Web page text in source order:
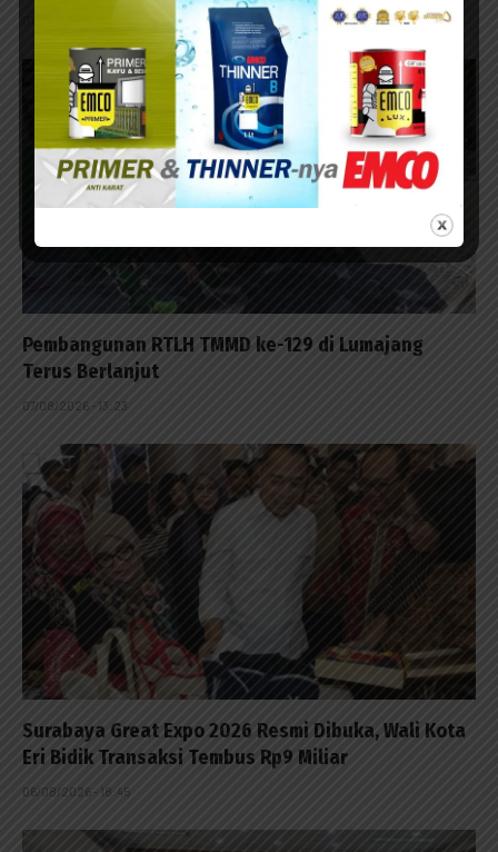
Pembangunan RTLH TMMD ke-129 di Lumajang
Terus Berlanjut
07/08/2026 - 13:23
Surabaya Great Expo 2026 Resmi Dibuka, Wali Kota
Eri Bidik Transaksi Tembus Rp9 Miliar
06/08/2026 - 18:45